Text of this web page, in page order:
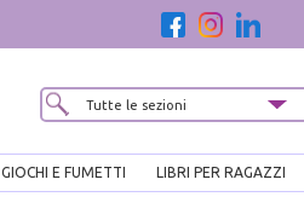
GIOCHI E FUMETTI LIBRI PER RAGAZZI